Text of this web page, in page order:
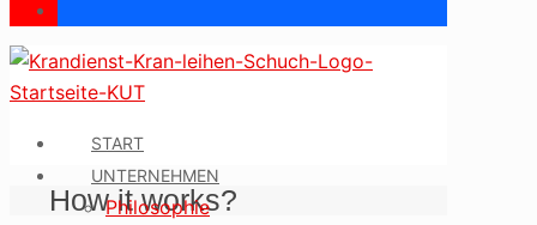
START
UNTERNEHMEN
Philosophie
How it works?